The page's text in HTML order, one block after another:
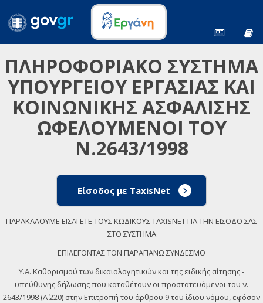
ΠΛΗΡΟΦΟΡΙΑΚΟ ΣΥΣΤΗΜΑ
ΥΠΟΥΡΓΕΙΟΥ ΕΡΓΑΣΙΑΣ ΚΑΙ
ΚΟΙΝΩΝΙΚΗΣ ΑΣΦΑΛΙΣΗΣ
ΩΦΕΛΟΥΜΕΝΟΙ ΤΟΥ
Ν.2643/1998
Είσοδος με TaxisNet
ΠΑΡΑΚΑΛΟΥΜΕ ΕΙΣΑΓΕΤΕ ΤΟΥΣ ΚΩΔΙΚΟΥΣ TAXISNET ΓΙΑ ΤΗΝ ΕΙΣΟΔΟ ΣΑΣ
ΣΤΟ ΣΥΣΤΗΜΑ
ΕΠΙΛΕΓΟΝΤΑΣ ΤΟΝ ΠΑΡΑΠΑΝΩ ΣΥΝΔΕΣΜΟ
Y.A. Καθορισμού των δικαιολογητικών και της ειδικής αίτησης -
υπεύθυνης δήλωσης που καταθέτουν οι προστατευόμενοι του ν.
2643/1998 (Α΄ 220) στην Επιτροπή του άρθρου 9 του ίδιου νόμου, εφόσον